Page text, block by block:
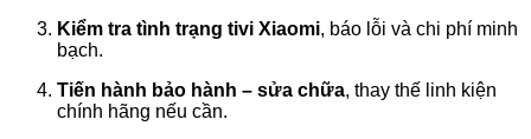
Kiểm tra tình trạng tivi Xiaomi, báo lỗi và chi phí minh
bạch.
Tiến hành bảo hành – sửa chữa, thay thế linh kiện
chính hãng nếu cần.